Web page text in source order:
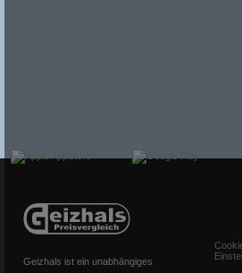
Geizhals ist ein unabhängiges